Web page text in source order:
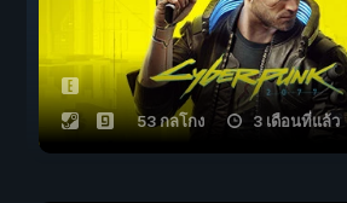
53 กลโกง 3 เดือนที่แล้ว